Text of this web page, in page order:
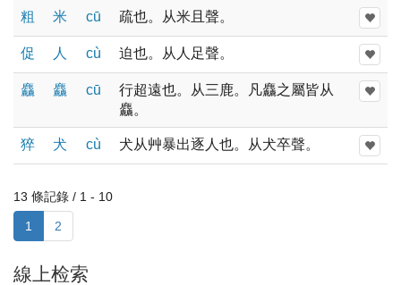
粗 米 cū 疏也。从米且聲。
促 人 cù 迫也。从人足聲。
麤 麤 cū
行超遠也。从三鹿。凡麤之屬皆从
麤。
猝 犬 cù 犬从艸暴出逐人也。从犬卒聲。
13 條記錄 / 1 - 10
1 2
線上检索